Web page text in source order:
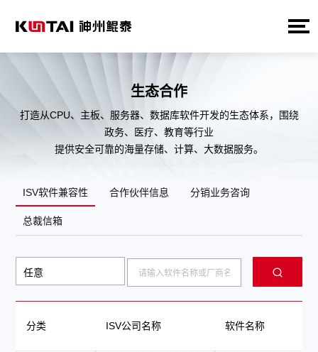
生态合作
打造从CPU、主板、服务器、数据库软件开发的生态体系，围绕
政务、医疗、教育等行业
提供安全可靠的海量存储、计算、大数据服务。
ISV软件兼容性 合作伙伴信息 分销业务咨询
总裁信箱
分类 ISV公司名称 软件名称